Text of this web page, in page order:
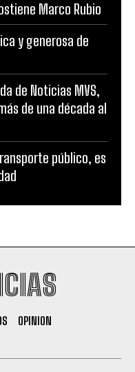
Marco Rubio
y generosa de
de Noticias MVS,
de una década al
público, es
OPINION